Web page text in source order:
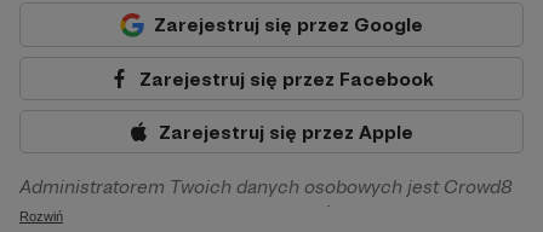
Zarejestruj się przez Google
Zarejestruj się przez Facebook
Zarejestruj się przez Apple
Administratorem Twoich danych osobowych jest Crowd8
sp. z o.o. z siedziba w Warszawie, ul. Żwirki i Wigury 16, 02-
Rozwiń